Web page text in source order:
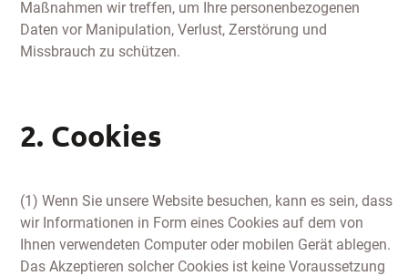
Maßnahmen wir treffen, um Ihre personenbezogenen
Daten vor Manipulation, Verlust, Zerstörung und
Missbrauch zu schützen.
2. Cookies
(1) Wenn Sie unsere Website besuchen, kann es sein, dass
wir Informationen in Form eines Cookies auf dem von
Ihnen verwendeten Computer oder mobilen Gerät ablegen.
Das Akzeptieren solcher Cookies ist keine Voraussetzung